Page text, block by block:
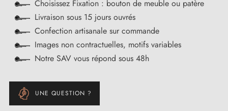
Choisissez Fixation : bouton de meuble ou patère
Livraison sous 15 jours ouvrés
Confection artisanale sur commande
Images non contractuelles, motifs variables
Notre SAV vous répond sous 48h
UNE QUESTION ?